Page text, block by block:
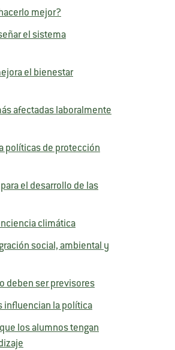
mejor?
el sistema
el bienestar
afectadas laboralmente
políticas de protección
el desarrollo de las
climática
social, ambiental y
deben ser previsores
influencian la política
los alumnos tengan